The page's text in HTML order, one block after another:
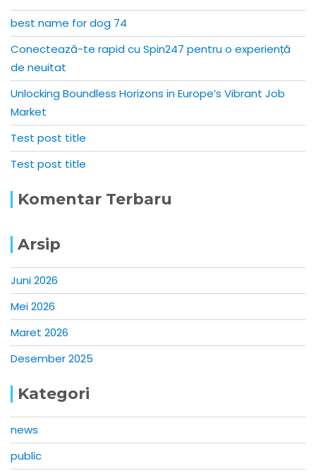
best name for dog 74
Conectează-te rapid cu Spin247 pentru o experiență
de neuitat
Unlocking Boundless Horizons in Europe’s Vibrant Job
Market
Test post title
Test post title
Komentar Terbaru
Arsip
Juni 2026
Mei 2026
Maret 2026
Desember 2025
Kategori
news
public